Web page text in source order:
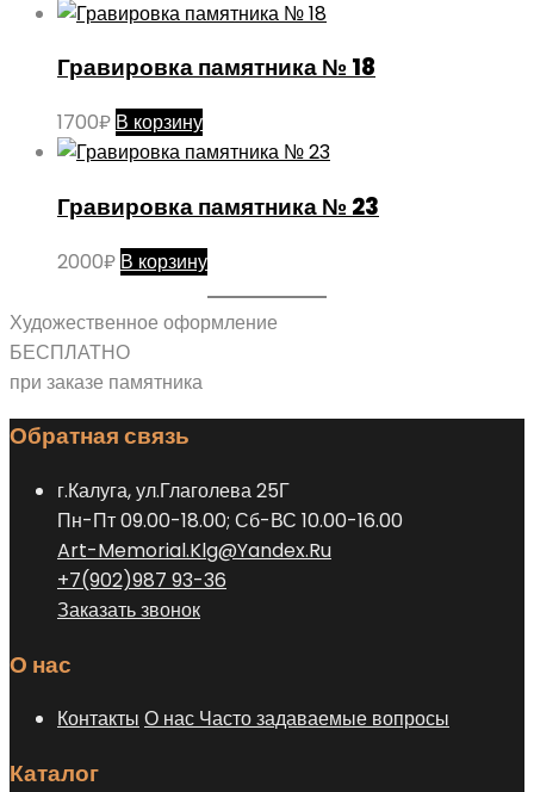
Гравировка памятника № 18
1700₽ В корзину
Гравировка памятника № 23
2000₽ В корзину
Художественное оформление
БЕСПЛАТНО
при заказе памятника
Обратная связь
г.Калуга, ул.Глаголева 25Г
Пн-Пт 09.00-18.00; Сб-ВС 10.00-16.00
Art-Memorial.Klg@Yandex.Ru
+7(902)987 93-36
Заказать звонок
О нас
Контакты О нас Часто задаваемые вопросы
Каталог